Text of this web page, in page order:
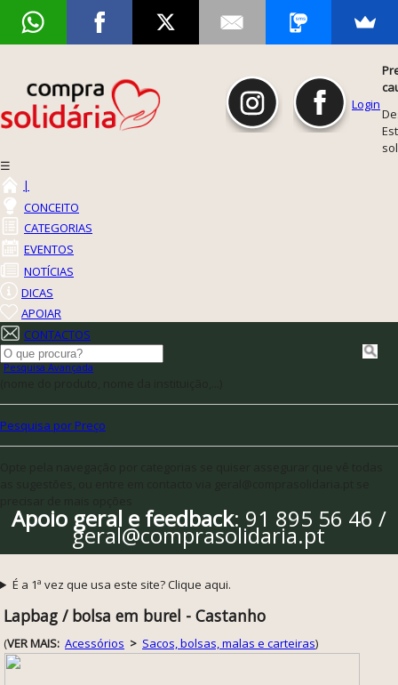
Login
☰
|
CONCEITO
CATEGORIAS
EVENTOS
NOTÍCIAS
DICAS
APOIAR
CONTACTOS
Pesquisa Avançada
Pesquisa por Preço
Apoio geral e feedback: 91 895 56 46 /
geral@comprasolidaria.pt
É a 1ª vez que usa este site? Clique aqui.
Lapbag / bolsa em burel - Castanho
(VER MAIS: Acessórios > Sacos, bolsas, malas e carteiras)